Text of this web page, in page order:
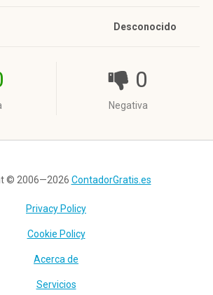
Desconocido
0
Negativa
© 2006—2026 ContadorGratis.es
Privacy Policy
Cookie Policy
Acerca de
Servicios